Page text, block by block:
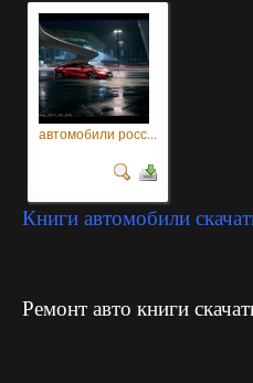
автомобили росс...
Книги автомобили
Ремонт авто книги